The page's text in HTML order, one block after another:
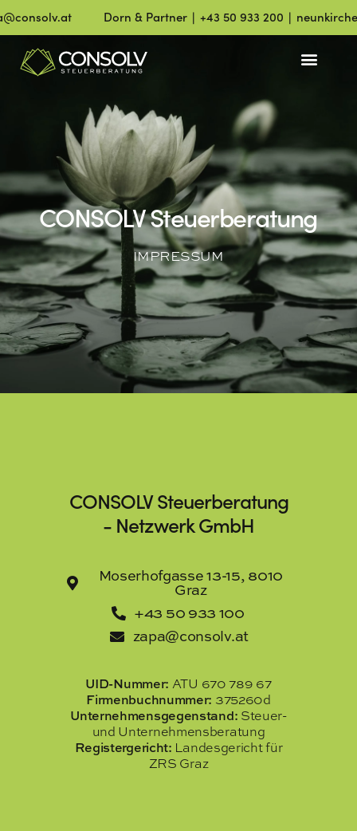
Dorn & Partner ∣ +43 50 933 200 ∣
CONSOLV Steuerberatung
IMPRESSUM
CONSOLV Steuerberatung
- Netzwerk GmbH
Moserhofgasse 13-15, 8010
Graz
+43 50 933 100
zapa@consolv.at
UID-Nummer: ATU 670 789 67
Firmenbuchnummer: 375260d
Unternehmensgegenstand: Steuer-
und Unternehmensberatung
Registergericht: Landesgericht für
ZRS Graz